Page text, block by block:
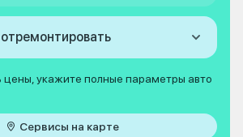
цены, укажите полные параметры авто
Сервисы на карте